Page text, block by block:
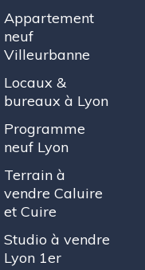
Appartement
neuf
Villeurbanne
Locaux &
bureaux à Lyon
Programme
neuf Lyon
Terrain à
vendre Caluire
et Cuire
Studio à vendre
Lyon 1er